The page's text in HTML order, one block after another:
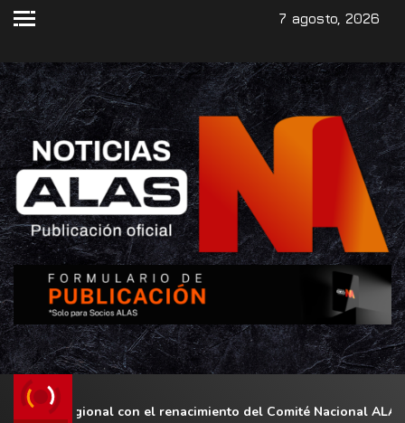
7 agosto, 2026
regional con el renacimiento del Comité Nacional ALAS